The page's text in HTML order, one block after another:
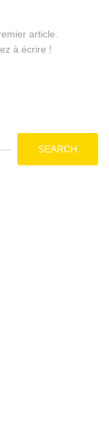
article.
à écrire !
SEARCH